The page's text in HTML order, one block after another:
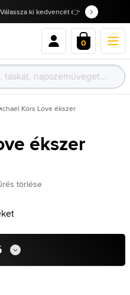
ki kedvencét 👉
0
Kors Love ékszer
ékszer
törlése